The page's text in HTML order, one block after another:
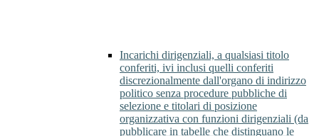
Incarichi dirigenziali, a qualsiasi titolo
conferiti, ivi inclusi quelli conferiti
discrezionalmente dall'organo di indirizzo
politico senza procedure pubbliche di
selezione e titolari di posizione
organizzativa con funzioni dirigenziali (da
pubblicare in tabelle che distinguano le